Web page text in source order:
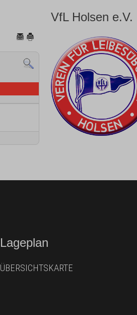
VfL Holsen e.V.
Lageplan
ÜBERSICHTSKARTE